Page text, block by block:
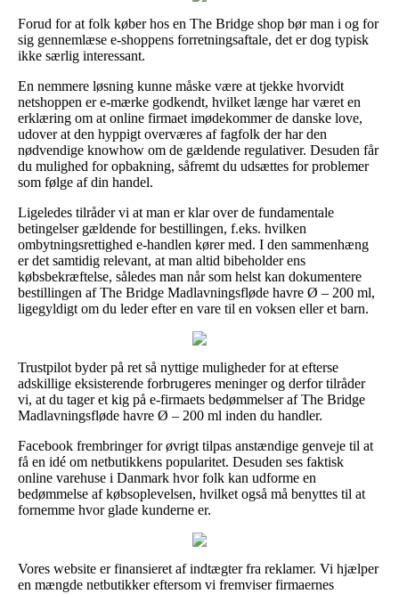
Forud for at folk køber hos en The Bridge shop bør man i og for
sig gennemlæse e-shoppens forretningsaftale, det er dog typisk
ikke særlig interessant.
En nemmere løsning kunne måske være at tjekke hvorvidt
netshoppen er e-mærke godkendt, hvilket længe har været en
erklæring om at online firmaet imødekommer de danske love,
udover at den hyppigt overværes af fagfolk der har den
nødvendige knowhow om de gældende regulativer. Desuden får
du mulighed for opbakning, såfremt du udsættes for problemer
som følge af din handel.
Ligeledes tilråder vi at man er klar over de fundamentale
betingelser gældende for bestillingen, f.eks. hvilken
ombytningsrettighed e-handlen kører med. I den sammenhæng
er det samtidig relevant, at man altid bibeholder ens
købsbekræftelse, således man når som helst kan dokumentere
bestillingen af The Bridge Madlavningsfløde havre Ø – 200 ml,
ligegyldigt om du leder efter en vare til en voksen eller et barn.
Trustpilot byder på ret så nyttige muligheder for at efterse
adskillige eksisterende forbrugeres meninger og derfor tilråder
vi, at du tager et kig på e-firmaets bedømmelser af The Bridge
Madlavningsfløde havre Ø – 200 ml inden du handler.
Facebook frembringer for øvrigt tilpas anstændige genveje til at
få en idé om netbutikkens popularitet. Desuden ses faktisk
online varehuse i Danmark hvor folk kan udforme en
bedømmelse af købsoplevelsen, hvilket også må benyttes til at
fornemme hvor glade kunderne er.
Vores website er finansieret af indtægter fra reklamer. Vi hjælper
en mængde netbutikker eftersom vi fremviser firmaernes